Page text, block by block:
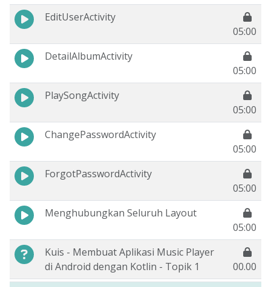
EditUserActivity
05:00
DetailAlbumActivity
05:00
PlaySongActivity
05:00
ChangePasswordActivity
05:00
ForgotPasswordActivity
05:00
Menghubungkan Seluruh Layout
05:00
Kuis - Membuat Aplikasi Music Player
di Android dengan Kotlin - Topik 1
00.00